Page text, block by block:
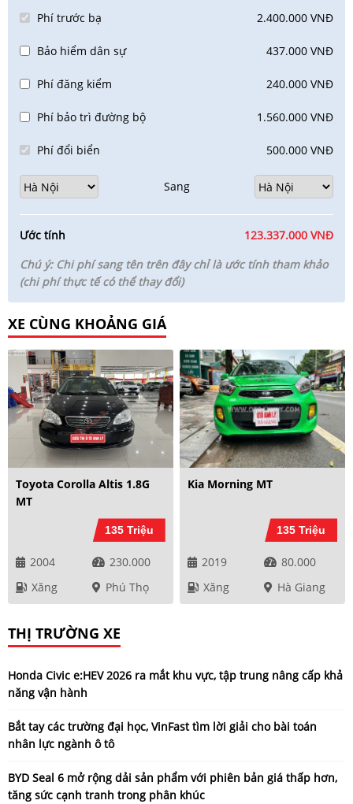
Phí trước bạ 2.400.000 VNĐ
Bảo hiểm dân sự 437.000 VNĐ
Phí đăng kiểm 240.000 VNĐ
Phí bảo trì đường bộ 1.560.000 VNĐ
Phí đổi biển 500.000 VNĐ
Sang
Ước tính
123.337.000 VNĐ
Chú ý: Chi phí sang tên trên đây chỉ là ước tính tham khảo
(chi phí thực tế có thể thay đổi)
XE CÙNG KHOẢNG GIÁ
Toyota Corolla Altis 1.8G
MT
135 Triệu
2004
230.000
Xăng
Phú Thọ
Kia Morning MT
135 Triệu
2019
80.000
Xăng
Hà Giang
THỊ TRƯỜNG XE
Honda Civic e:HEV 2026 ra mắt khu vực, tập trung nâng cấp khả
năng vận hành
Bắt tay các trường đại học, VinFast tìm lời giải cho bài toán
nhân lực ngành ô tô
BYD Seal 6 mở rộng dải sản phẩm với phiên bản giá thấp hơn,
tăng sức cạnh tranh trong phân khúc